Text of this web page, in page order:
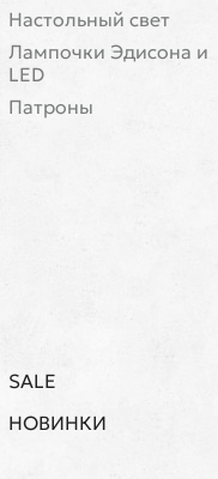
Настольный свет
Лампочки Эдисона и
LED
Патроны
SALE
НОВИНКИ